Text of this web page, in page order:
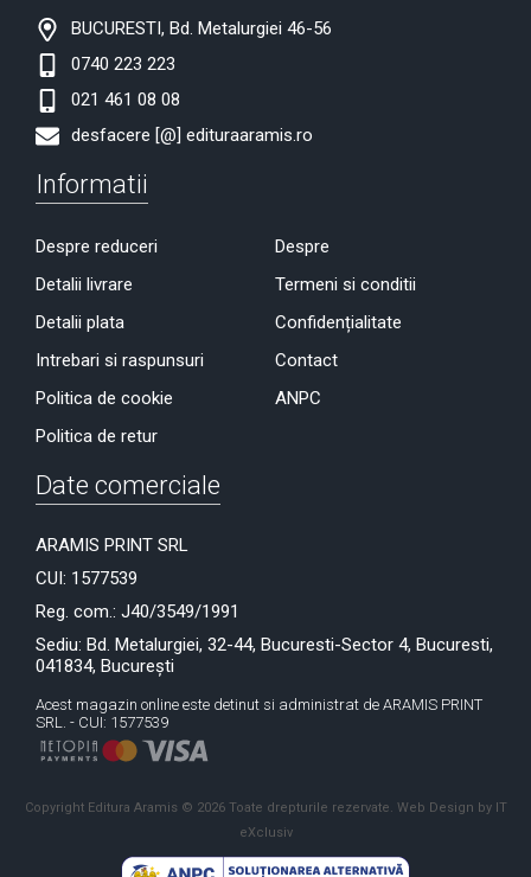
BUCURESTI, Bd. Metalurgiei 46-56
0740 223 223
021 461 08 08
desfacere [@] edituraaramis.ro
Informatii
Despre reduceri
Detalii livrare
Detalii plata
Intrebari si raspunsuri
Politica de cookie
Politica de retur
Despre
Termeni si conditii
Confidențialitate
Contact
ANPC
Date comerciale
ARAMIS PRINT SRL
CUI: 1577539
Reg. com.: J40/3549/1991
Sediu: Bd. Metalurgiei, 32-44, Bucuresti-Sector 4, Bucuresti,
041834, București
Acest magazin online este detinut si administrat de ARAMIS PRINT
SRL. - CUI: 1577539
Copyright Editura Aramis © 2026 Toate drepturile rezervate. Web Design by IT
eXclusiv